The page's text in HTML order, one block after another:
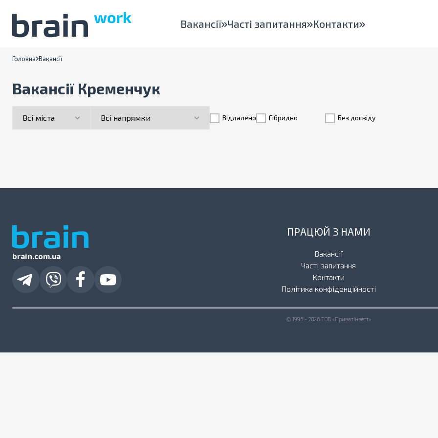
Вакансії Часті запитання Контакти
Головна Вакансії
Вакансії Кременчук
Віддалено Гiбридно Без досвіду
brain.com.ua
ПРАЦЮЙ З НАМИ
Вакансії
Часті запитання
Контакти
Політика конфіденційності
© 1996 - 2026 ТОВ «Приватінвест»